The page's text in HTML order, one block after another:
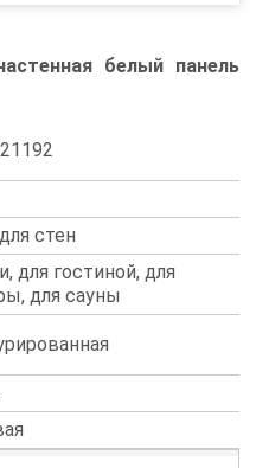
белый панель
стен
для гостиной, для
для сауны